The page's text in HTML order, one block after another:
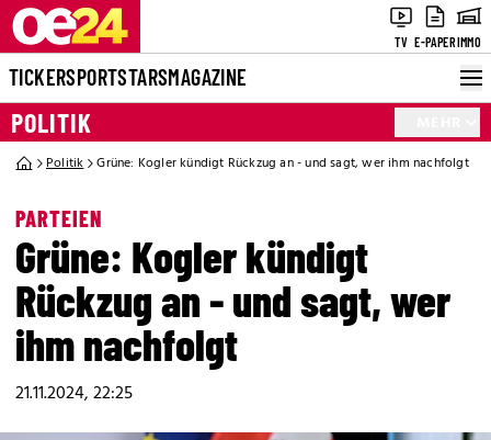
TV E-PAPERIMMO
TICKERSPORTSTARSMAGAZINE
POLITIK
Politik Grüne: Kogler kündigt Rückzug an - und sagt, wer ihm nachfolgt
PARTEIEN
Grüne: Kogler kündigt
Rückzug an - und sagt, wer
ihm nachfolgt
21.11.2024, 22:25